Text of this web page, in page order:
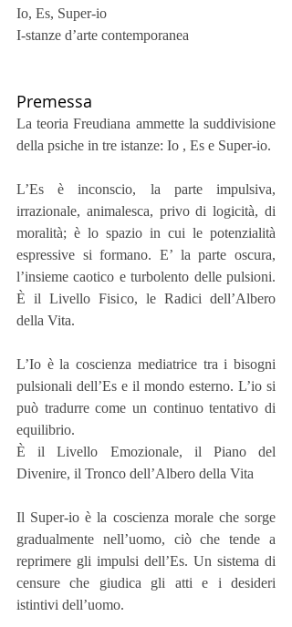
Io, Es, Super-io
I-stanze d’arte contemporanea
Premessa
La teoria Freudiana ammette la suddivisione
della psiche in tre istanze: Io , Es e Super-io.
L’Es è inconscio, la parte impulsiva,
irrazionale, animalesca, privo di logicità, di
moralità; è lo spazio in cui le potenzialità
espressive si formano. E’ la parte oscura,
l’insieme caotico e turbolento delle pulsioni.
È il Livello Fisico, le Radici dell’Albero
della Vita.
L’Io è la coscienza mediatrice tra i bisogni
pulsionali dell’Es e il mondo esterno. L’io si
può tradurre come un continuo tentativo di
equilibrio.
È il Livello Emozionale, il Piano del
Divenire, il Tronco dell’Albero della Vita
Il Super-io è la coscienza morale che sorge
gradualmente nell’uomo, ciò che tende a
reprimere gli impulsi dell’Es. Un sistema di
censure che giudica gli atti e i desideri
istintivi dell’uomo.